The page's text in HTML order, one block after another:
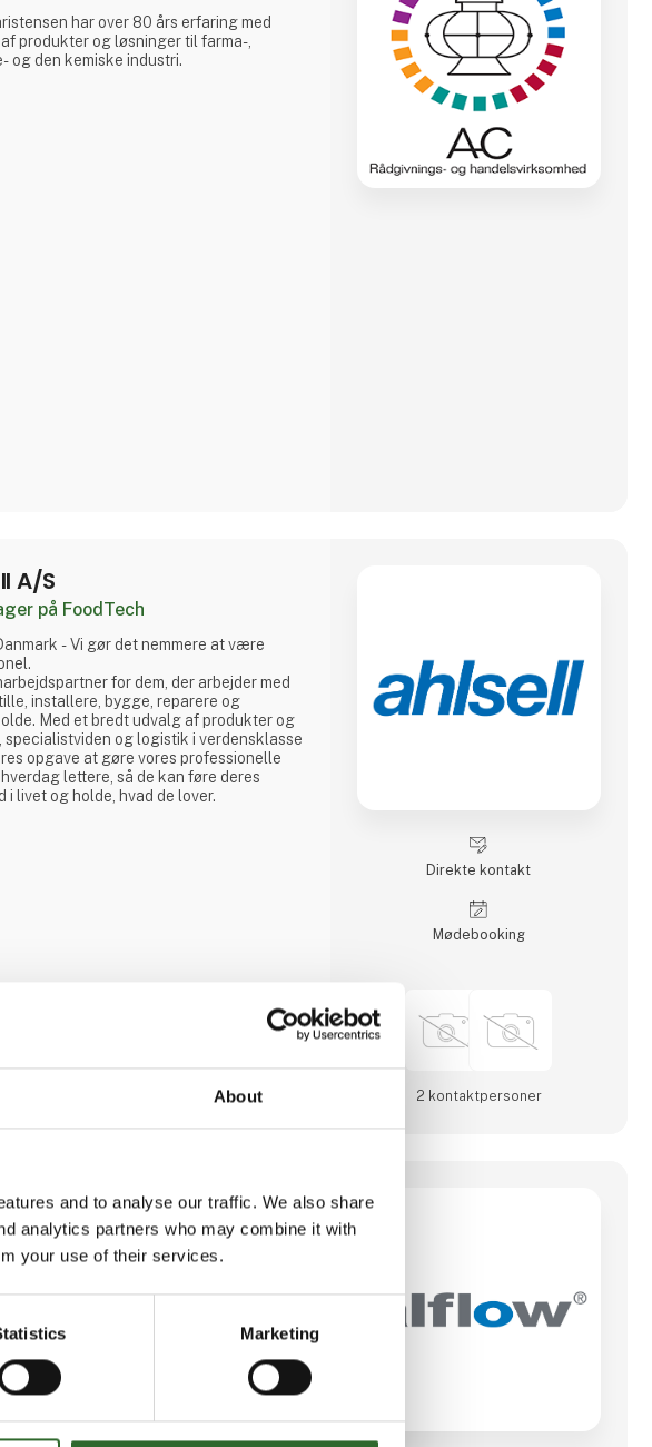
About
and to analyse our traffic. We also share
analytics partners who may combine it with
your use of their services.
Marketing
har over 80 års erfaring med
produkter og løsninger til farma-,
og den kemiske industri.
A/S
på FoodTech
det nemmere at være
for dem, der arbejder med
installere, bygge, reparere og
Med et bredt udvalg af produkter og
specialistviden og logistik i verdensklasse
opgave at gøre vores professionelle
lettere, så de kan føre deres
i livet og holde, hvad de lover.
Direkte kontakt
Møde­booking
2 kontakt­personer
Scandinavia A/S
på FoodTech
siden 1998 været eksklusivdistributør
i primært Danmark.
medarbejdere varetager teknisk
sparring, salg, distribution og
fra vores domicil i Vejen.
har alle bred erfaring inden for